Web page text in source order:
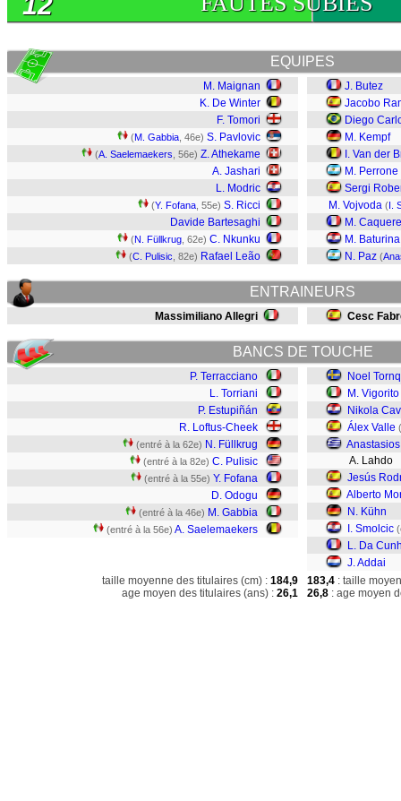
EQUIPES
M. Maignan
K. De Winter
F. Tomori
(M. Gabbia , 46e) S. Pavlovic
(A. Saelemaekers , 56e) Z. Athekame
A. Jashari
L. Modric
(Y. Fofana , 55e) S. Ricci
Davide Bartesaghi
(N. Füllkrug , 62e) C. Nkunku
(C. Pulisic , 82e) Rafael Leão
J. Butez
Jacobo
Diego
M. Kempf
I. Van der
M. Perrone
Sergi
M. Vojvoda (I.
M.
M. Baturina
N. Paz (
ENTRAINEURS
Massimiliano Allegri Cesc
BANCS DE TOUCHE
P. Terracciano
L. Torriani
P. Estupiñán
R. Loftus-Cheek
(entré à la 62e) N. Füllkrug
(entré à la 82e) C. Pulisic
(entré à la 55e) Y. Fofana
D. Odogu
(entré à la 46e) M. Gabbia
(entré à la 56e) A. Saelemaekers
Noel
M. Vigorito
Nikola
Álex Valle
A. Lahdo
Jesús
Alberto
N. Kühn
I. Smolcic
L. Da
J. Addai
taille moyenne des titulaires (cm) : 184,9
age moyen des titulaires (ans) : 26,1
183,4 : taille
26,8 : age moyen